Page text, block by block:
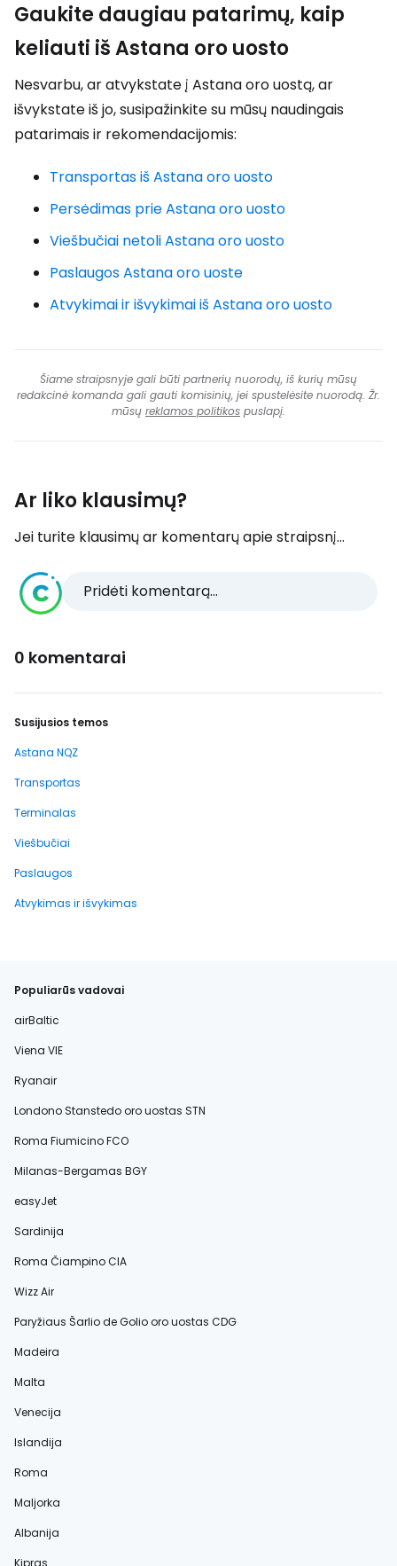
Gaukite daugiau patarimų, kaip
keliauti iš Astana oro uosto
Nesvarbu, ar atvykstate į Astana oro uostą, ar
išvykstate iš jo, susipažinkite su mūsų naudingais
patarimais ir rekomendacijomis:
Transportas iš Astana oro uosto
Persėdimas prie Astana oro uosto
Viešbučiai netoli Astana oro uosto
Paslaugos Astana oro uoste
Atvykimai ir išvykimai iš Astana oro uosto
Šiame straipsnyje gali būti partnerių nuorodų, iš kurių mūsų
redakcinė komanda gali gauti komisinių, jei spustelėsite nuorodą. Žr.
mūsų reklamos politikos puslapį.
Ar liko klausimų?
Jei turite klausimų ar komentarų apie straipsnį...
Pridėti komentarą...
0 komentarai
Susijusios temos
Astana NQZ
Transportas
Terminalas
Viešbučiai
Paslaugos
Atvykimas ir išvykimas
Populiarūs vadovai
airBaltic
Viena VIE
Ryanair
Londono Stanstedo oro uostas STN
Roma Fiumicino FCO
Milanas-Bergamas BGY
easyJet
Sardinija
Roma Čiampino CIA
Wizz Air
Paryžiaus Šarlio de Golio oro uostas CDG
Madeira
Malta
Venecija
Islandija
Roma
Maljorka
Albanija
Kipras